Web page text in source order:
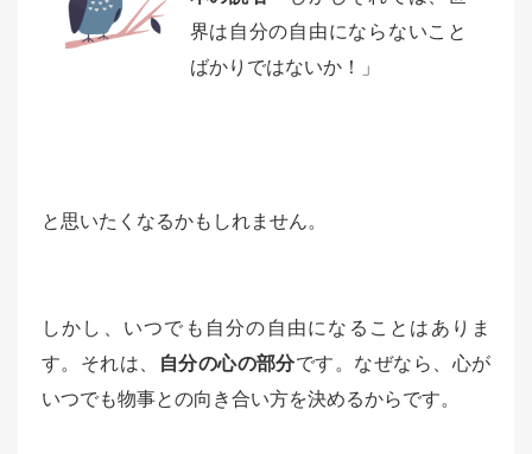
界は自分の自由にならないこと
ばかりではないか！」
と思いたくなるかもしれません。
しかし、いつでも自分の自由になることはありま
す。それは、
自分の心の部分です。なぜなら、心が
いつでも物事との向き合い方を決めるからです。